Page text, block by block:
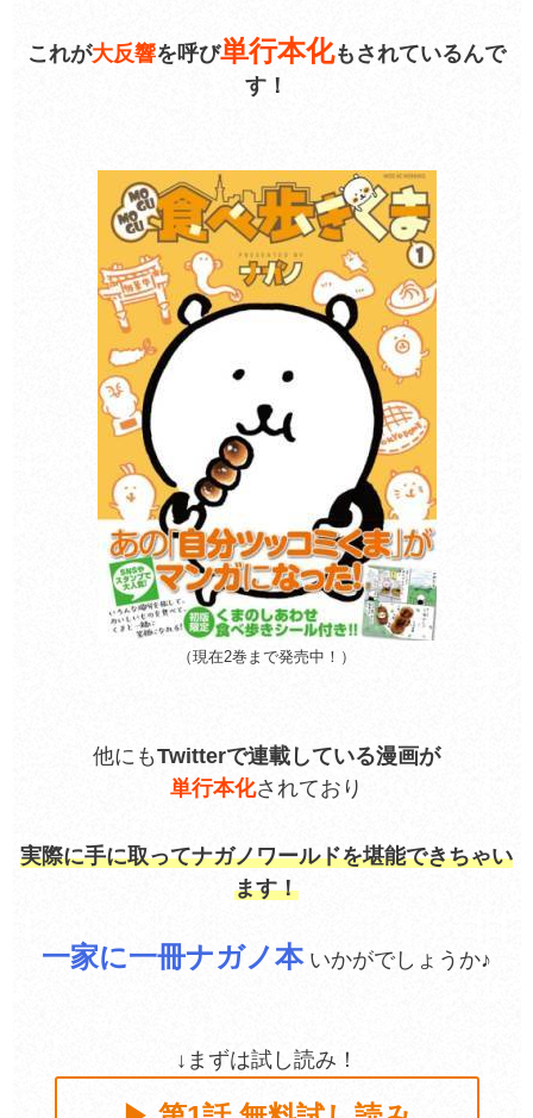
これが大反響を呼び単行本化もされているんで
す！
（現在2巻まで発売中！）
他にもTwitterで連載している漫画が
単行本化されており
実際に手に取ってナガノワールドを堪能できちゃい
ます！
一家に一冊ナガノ本いかがでしょうか♪
↓まずは試し読み！